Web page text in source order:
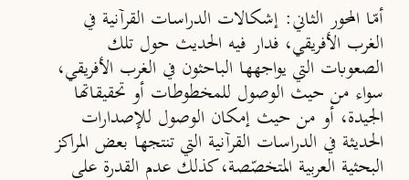
أمّا المحور الثاني: إشكالات الدراسات القرآنية في
الغرب الأفريقي، فدار فيه الحديث حول تلك
الصعوبات التي يواجهها الباحثون في الغرب الأفريقي،
سواء من حيث الوصول للمخطوطات أو تحقيقاتها
الجيدة، أو من حيث إمكان الوصول للإصدارات
الحديثة في الدراسات القرآنية التي تنتجها بعض المراكز
البحثية العربية المتخصّصة، كذلك عدم القدرة على